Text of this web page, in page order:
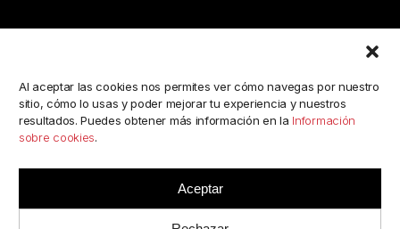
Al aceptar las cookies nos permites ver cómo navegas por nuestro
sitio, cómo lo usas y poder mejorar tu experiencia y nuestros
resultados. Puedes obtener más información en la Información
sobre cookies.
Aceptar
Buscar: